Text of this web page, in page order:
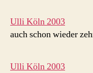
Ulli Köln 2003
auch schon wieder
Ulli Köln 2003